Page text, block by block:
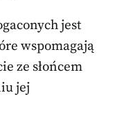
jest
wspomagają
ze słońcem
jej